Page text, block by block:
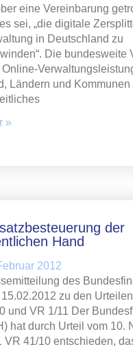
eine Vereinbarung
sei, „die digitale
in Deutschland zu
Die bundesweite
Ländern und Kommunen
»
der
Hand
2012
des
zu den
und VR 1/11 Der
hat durch Urteil vom 10.
VR 41/10 entschieden,